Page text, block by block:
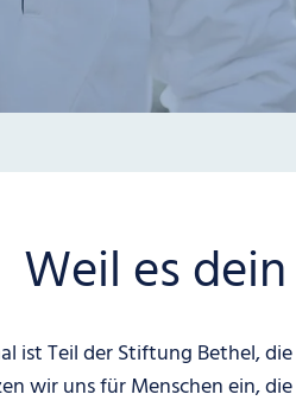
Weil es
ist Teil der Stiftung Bethel,
wir uns für Menschen ein,